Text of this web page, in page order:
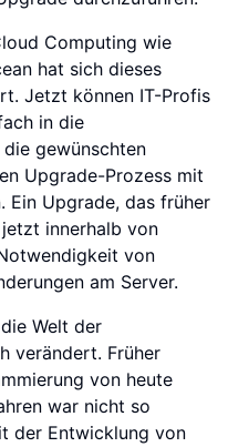
Computing wie
hat sich dieses
Jetzt können IT-Profis
in die
gewünschten
Upgrade-Prozess mit
Ein Upgrade, das früher
innerhalb von
von
am Server.
Welt der
verändert. Früher
von heute
war nicht so
der Entwicklung von